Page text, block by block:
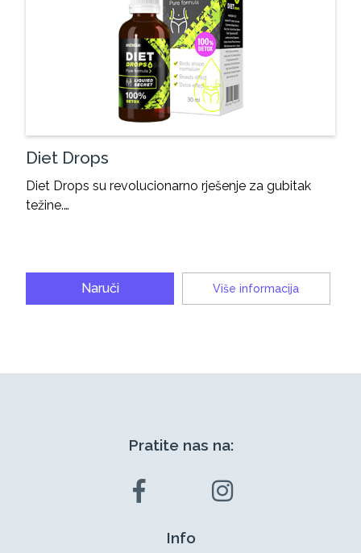
Diet Drops
Diet Drops su revolucionarno rješenje za gubitak
težine.…
Naruči Više informacija
Pratite nas na:
Info